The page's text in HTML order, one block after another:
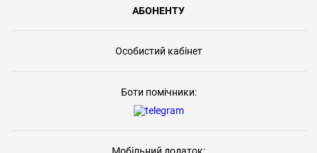
АБОНЕНТУ
Особистий кабінет
Боти помічники: